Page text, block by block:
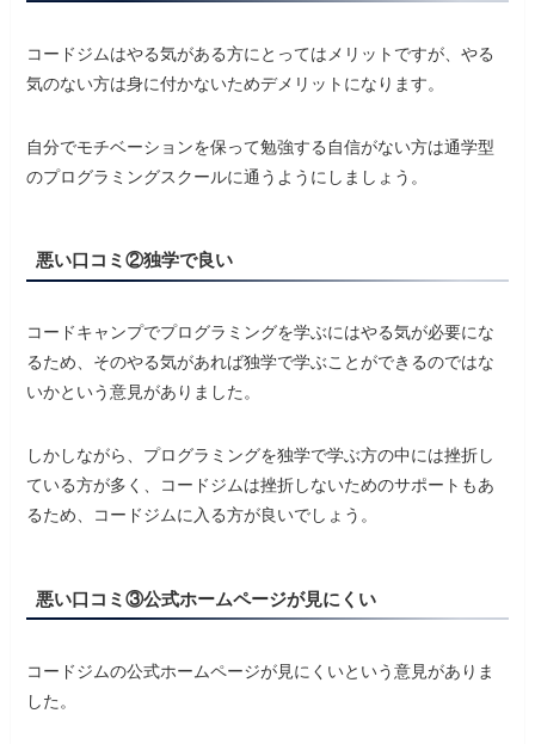
コードジムはやる気がある方にとってはメリットですが、やる
気のない方は身に付かないためデメリットになります。
自分でモチベーションを保って勉強する自信がない方は通学型
のプログラミングスクールに通うようにしましょう。
悪い口コミ②独学で良い
コードキャンプでプログラミングを学ぶにはやる気が必要にな
るため、そのやる気があれば独学で学ぶことができるのではな
いかという意見がありました。
しかしながら、プログラミングを独学で学ぶ方の中には挫折し
ている方が多く、コードジムは挫折しないためのサポートもあ
るため、コードジムに入る方が良いでしょう。
悪い口コミ③公式ホームページが見にくい
コードジムの公式ホームページが見にくいという意見がありま
した。